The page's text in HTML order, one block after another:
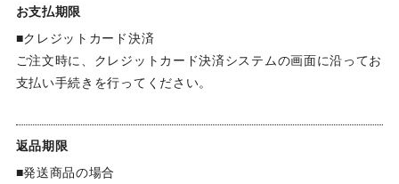
お支払期限
■クレジットカード決済
ご注文時に、クレジットカード決済システムの画面に沿ってお
支払い手続きを行ってください。
返品期限
■発送商品の場合